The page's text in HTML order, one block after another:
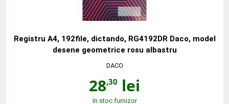
Registru A4, 192file, dictando, RG4192DR Daco, model
desene geometrice rosu albastru
DACO
28,30 lei
In stoc furnizor